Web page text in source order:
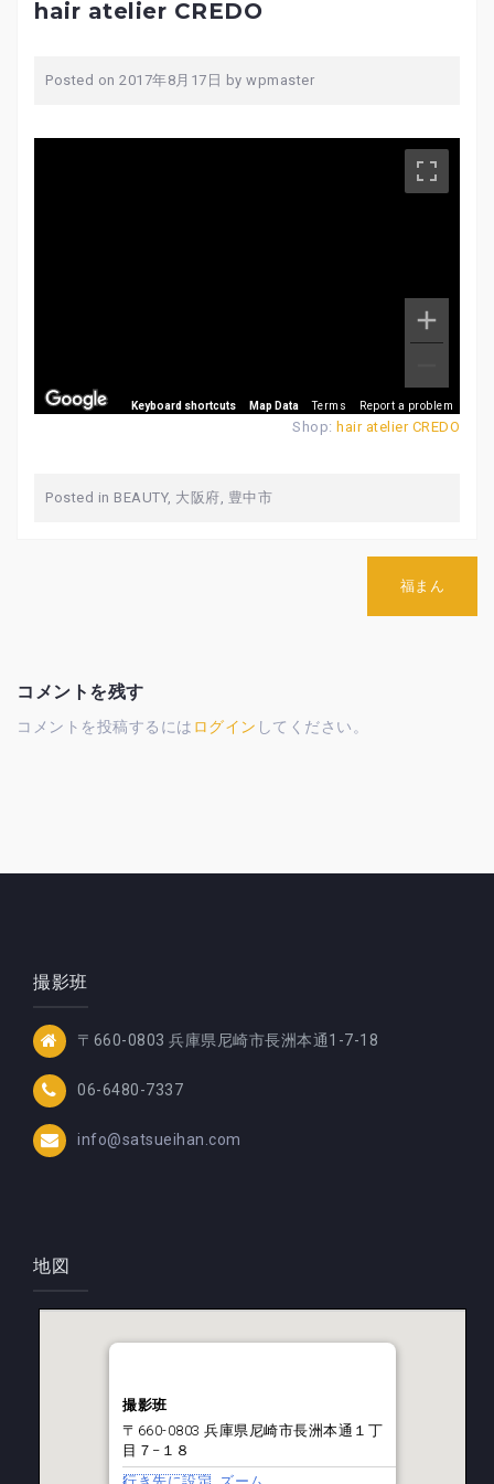
hair atelier CREDO
Posted on 2017年8月17日 by wpmaster
Keyboard shortcuts Map Data Terms Report a problem
Shop: hair atelier CREDO
Posted in BEAUTY, 大阪府, 豊中市
ー
ョ
福まん
コメントを残す
コメントを投稿するには ログイン してください。
撮影班
〒660-0803 兵庫県尼崎市長洲本通1-7-18
06-6480-7337
info@satsueihan.com
地図
撮影班
〒660-0803 兵庫県尼崎市長洲本通１丁
目７−１８